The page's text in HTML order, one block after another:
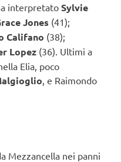
interpretato Sylvie
Jones (41);
Califano (38);
Lopez (36). Ultimi a
Elia, poco
, e Raimondo
Mezzancella nei panni